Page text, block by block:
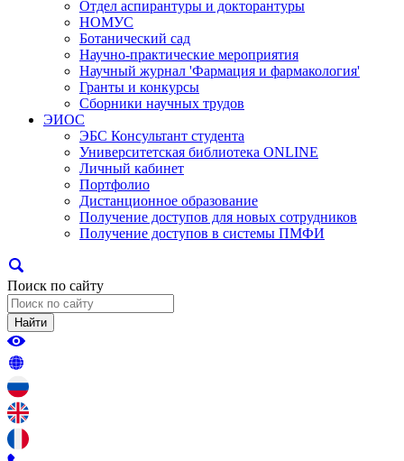
Отдел аспирантуры и докторантуры
НОМУС
Ботанический сад
Научно-практические мероприятия
Научный журнал 'Фармация и фармакология'
Гранты и конкурсы
Сборники научных трудов
ЭИОС
ЭБС Консультант студента
Университетская библиотека ONLINE
Личный кабинет
Портфолио
Дистанционное образование
Получение доступов для новых сотрудников
Получение доступов в системы ПМФИ
Поиск по сайту
Найти